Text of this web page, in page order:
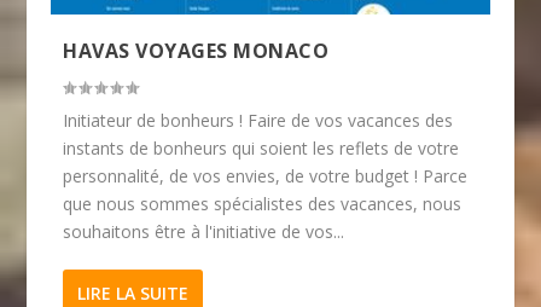
HAVAS VOYAGES MONACO
Initiateur de bonheurs ! Faire de vos vacances des
instants de bonheurs qui soient les reflets de votre
personnalité, de vos envies, de votre budget ! Parce
que nous sommes spécialistes des vacances, nous
souhaitons être à l'initiative de vos...
LIRE LA SUITE